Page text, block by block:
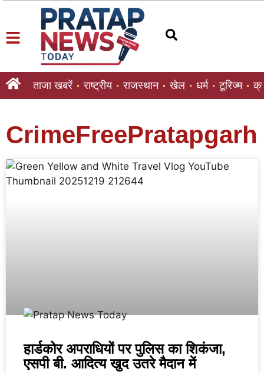
ताजा खबरें राष्ट्रीय राजस्थान खेल धर्म टूरिज्म
CrimeFreePratapgarh
हार्डकोर अपराधियों पर पुलिस का शिकंजा,
एसपी बी. आदित्य खुद उतरे मैदान में